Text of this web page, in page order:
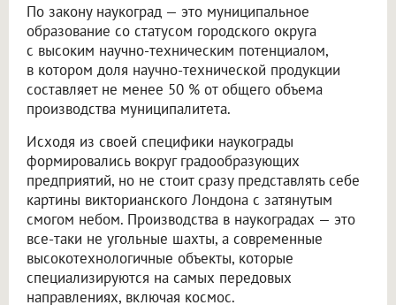
По закону наукоград — это муниципальное
образование со статусом городского округа
с высоким научно-техническим потенциалом,
в котором доля научно-технической продукции
составляет не менее 50 % от общего объема
производства муниципалитета.
Исходя из своей специфики наукограды
формировались вокруг градообразующих
предприятий, но не стоит сразу представлять себе
картины викторианского Лондона с затянутым
смогом небом. Производства в наукоградах — это
все-таки не угольные шахты, а современные
высокотехнологичные объекты, которые
специализируются на самых передовых
направлениях, включая космос.